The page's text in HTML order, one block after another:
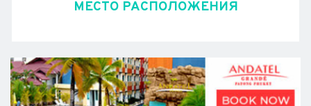
МЕСТО РАСПОЛОЖЕНИЯ